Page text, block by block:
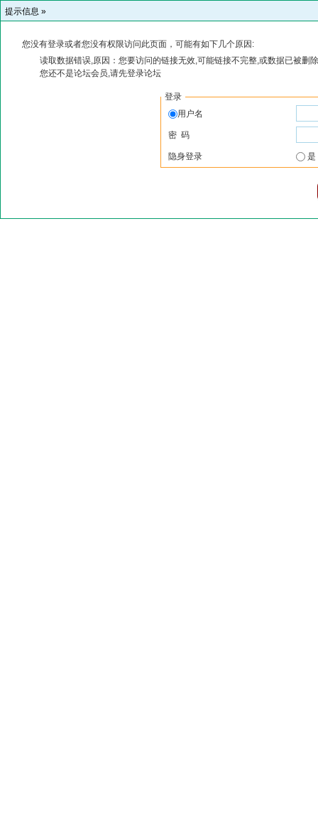
提示信息 »
您没有登录或者您没有权限访问此页面，可能有如下几个原因:
读取数据错误,原因：您要访问的链接无效,可能链接不完整,或数据已被删
您还不是论坛会员,请先登录论坛
登录
用户名
密 码
隐身登录